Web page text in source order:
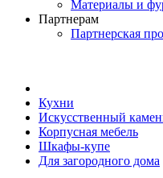
Материалы и
Партнерам
Партнерская
Кухни
Искусственный
Корпусная мебель
Шкафы-купе
Для загородного дома